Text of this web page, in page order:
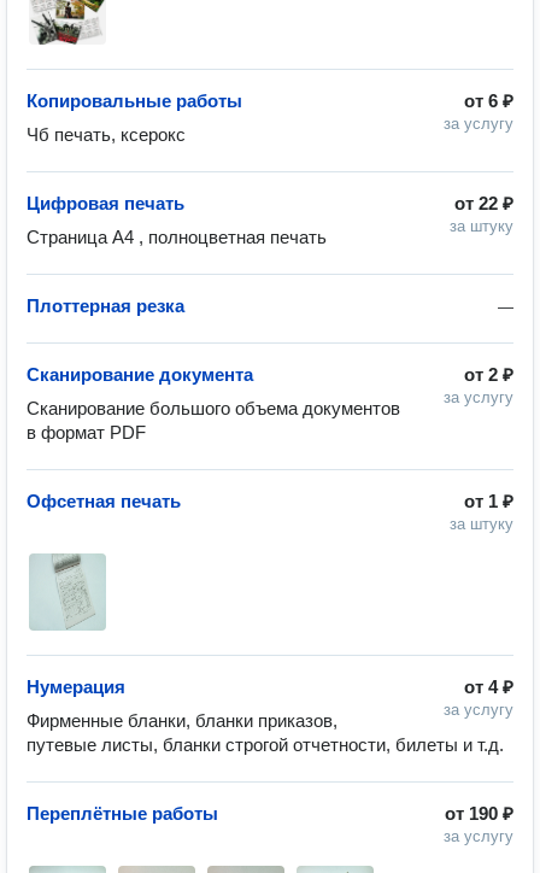
от 6 ₽
за услугу
Копировальные работы
Чб печать, ксерокс
от 22 ₽
за штуку
Цифровая печать
Страница А4 , полноцветная печать
—
Плоттерная резка
от 2 ₽
за услугу
Сканирование документа
Сканирование большого объема документов
в формат PDF
от 1 ₽
за штуку
Офсетная печать
от 4 ₽
за услугу
Нумерация
Фирменные бланки, бланки приказов,
путевые листы, бланки строгой отчетности, билеты и т.д.
от 190 ₽
за услугу
Переплётные работы